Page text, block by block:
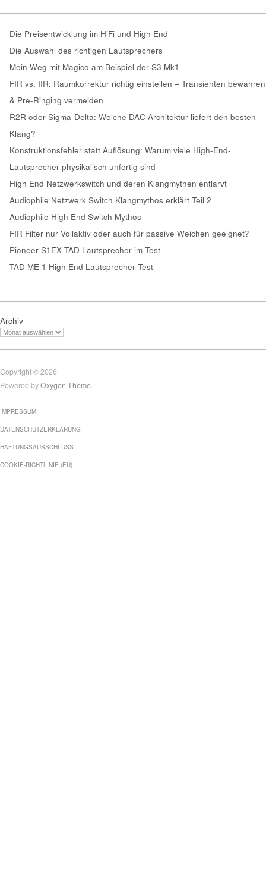
Die Preisentwicklung im HiFi und High End
Die Auswahl des richtigen Lautsprechers
Mein Weg mit Magico am Beispiel der S3 Mk1
FIR vs. IIR: Raumkorrektur richtig einstellen – Transienten bewahren
& Pre-Ringing vermeiden
R2R oder Sigma-Delta: Welche DAC Architektur liefert den besten
Klang?
Konstruktionsfehler statt Auflösung: Warum viele High-End-
Lautsprecher physikalisch unfertig sind
High End Netzwerkswitch und deren Klangmythen entlarvt
Audiophile Netzwerk Switch Klangmythos erklärt Teil 2
Audiophile High End Switch Mythos
FIR Filter nur Vollaktiv oder auch für passive Weichen geeignet?
Pioneer S1EX TAD Lautsprecher im Test
TAD ME 1 High End Lautsprecher Test
Archiv
Copyright © 2026
Powered byOxygen Theme.
IMPRESSUM
DATENSCHUTZERKLÄRUNG
HAFTUNGSAUSSCHLUSS
COOKIE-RICHTLINIE (EU)